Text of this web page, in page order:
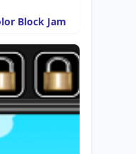
Block Jam